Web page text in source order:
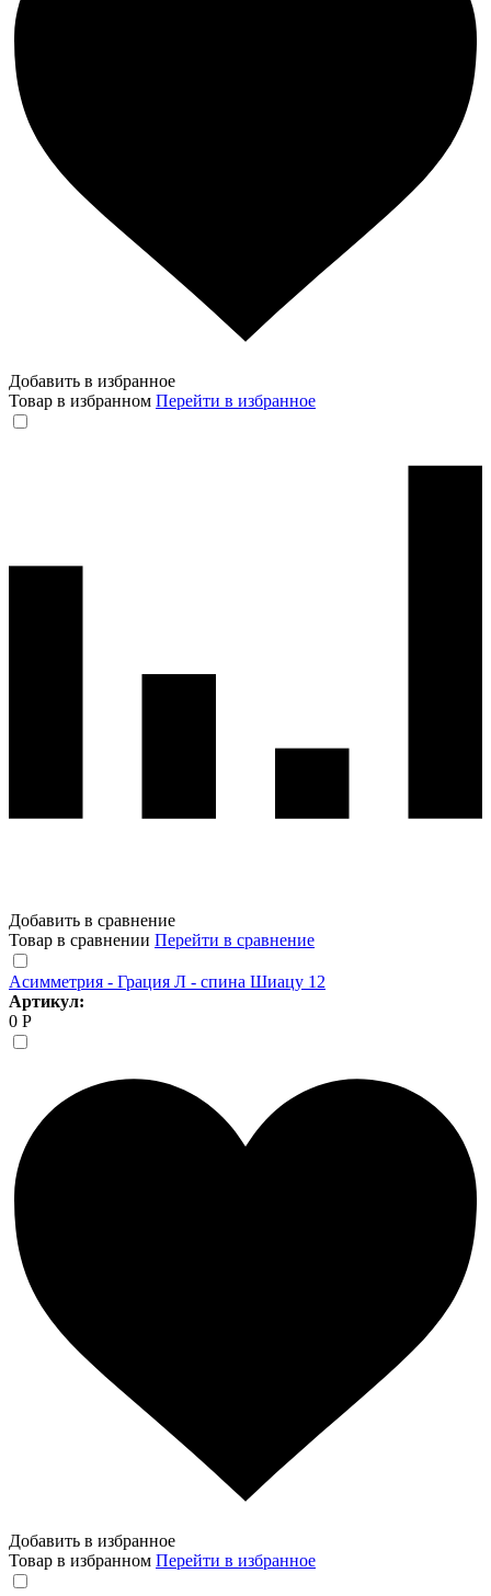
Добавить в избранное
Товар в избранном Перейти в избранное
Добавить в сравнение
Товар в сравнении Перейти в сравнение
Асимметрия - Грация Л - спина Шиацу 12
Артикул:
0 Р
Добавить в избранное
Товар в избранном Перейти в избранное